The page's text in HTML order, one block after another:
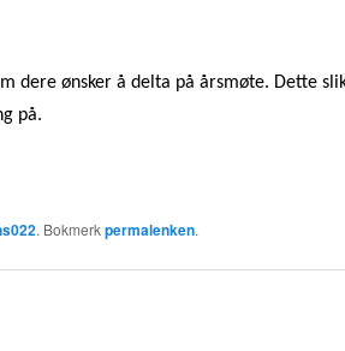
dere ønsker å delta på årsmøte. Dette
på.
. Bokmerkpermalenken.